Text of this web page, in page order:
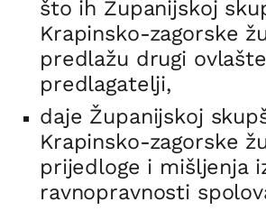
što ih Županijskoj
Krapinsko-zagorske
predlažu drugi
predlagatelji,
daje Županijskoj
Krapinsko-zagorske
prijedloge i mišljenja
ravnopravnosti